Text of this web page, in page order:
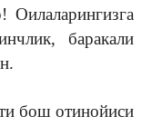
Оилаларингизга
баракали
бош отинойиси